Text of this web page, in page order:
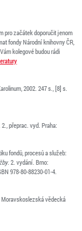
pro začátek doporučit jenom
fondy Národní knihovny ČR,
kolegové budou rádi
2002. 247 s., [8] s.
2., přeprac. vyd. Praha:
fondů, procesů a služeb:
. 2. vydání. Brno:
978-80-88230-01-4.
vědecká